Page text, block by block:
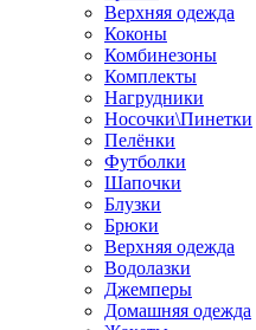
Верхняя одежда
Коконы
Комбинезоны
Комплекты
Нагрудники
Носочки\Пинетки
Пелёнки
Футболки
Шапочки
Блузки
Брюки
Верхняя одежда
Водолазки
Джемперы
Домашняя одежда